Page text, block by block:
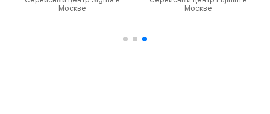
Москве
в Москве